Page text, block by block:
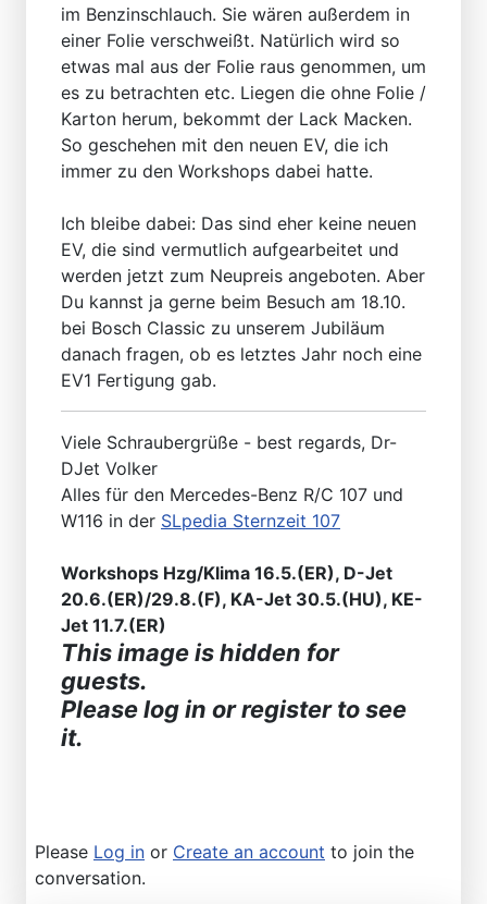
im Benzinschlauch. Sie wären außerdem in
einer Folie verschweißt. Natürlich wird so
etwas mal aus der Folie raus genommen, um
es zu betrachten etc. Liegen die ohne Folie /
Karton herum, bekommt der Lack Macken.
So geschehen mit den neuen EV, die ich
immer zu den Workshops dabei hatte.
Ich bleibe dabei: Das sind eher keine neuen
EV, die sind vermutlich aufgearbeitet und
werden jetzt zum Neupreis angeboten. Aber
Du kannst ja gerne beim Besuch am 18.10.
bei Bosch Classic zu unserem Jubiläum
danach fragen, ob es letztes Jahr noch eine
EV1 Fertigung gab.
Viele Schraubergrüße - best regards, Dr-
DJet Volker
Alles für den Mercedes-Benz R/C 107 und
W116 in der SLpedia Sternzeit 107
Workshops Hzg/Klima 16.5.(ER), D-Jet
20.6.(ER)/29.8.(F), KA-Jet 30.5.(HU), KE-
Jet 11.7.(ER)
This image is hidden for
guests.
Please log in or register to see
it.
Please Log in or Create an account to join the
conversation.